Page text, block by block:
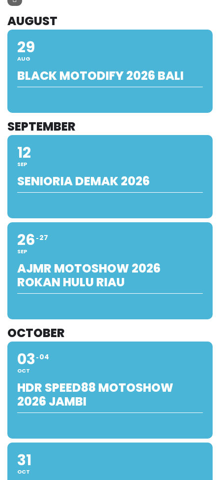
AUGUST
29
AUG
BLACK MOTODIFY 2026 BALI
SEPTEMBER
12
SEP
SENIORIA DEMAK 2026
26
SEP
27
AJMR MOTOSHOW 2026
ROKAN HULU RIAU
OCTOBER
03
OCT
04
HDR SPEED88 MOTOSHOW
2026 JAMBI
31
OCT